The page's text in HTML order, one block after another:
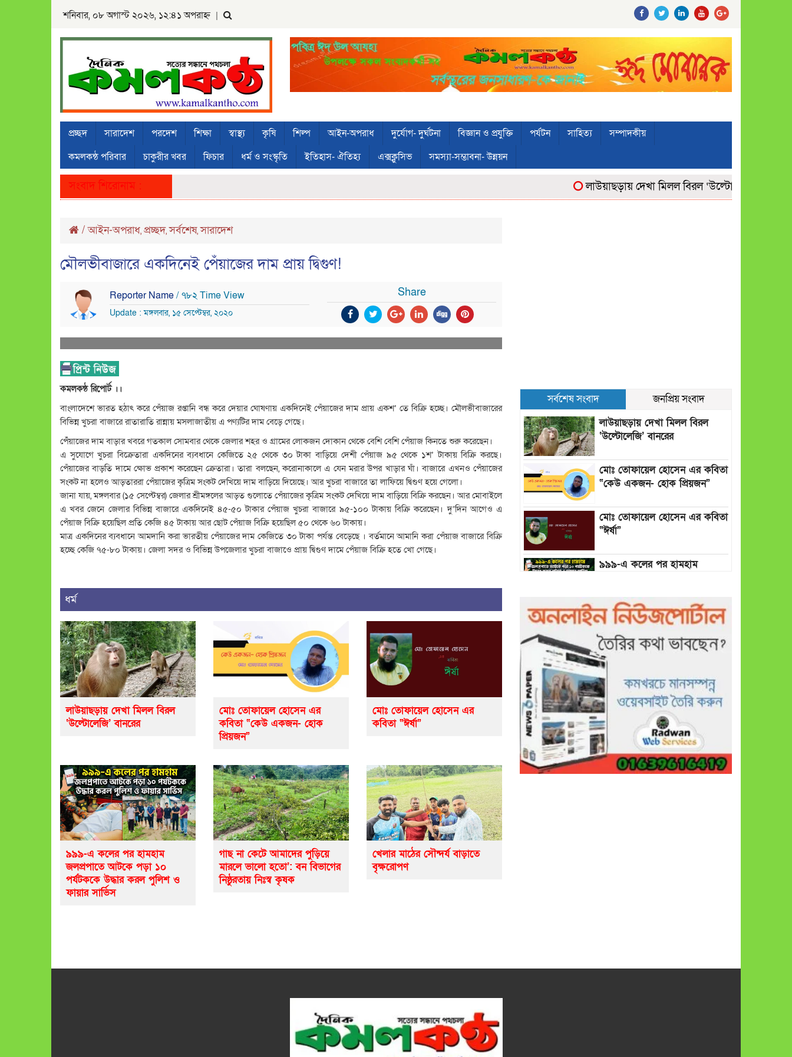
শনিবার, ০৮ অগাস্ট ২০২৬, ১২:৪১ অপরাহ্ন |
প্রচ্ছদ সারাদেশ পরদেশ শিক্ষা স্বাস্থ্য কৃষি শিল্প আইন-অপরাধ দুর্যোগ- দুর্ঘটনা বিজ্ঞান ও প্রযুক্তি পর্যটন সাহিত্য
সম্পাদকীয়
কমলকন্ঠ পরিবার
চাকুরীর খবর ফিচার ধর্ম ও সংস্কৃতি ইতিহাস- ঐতিহ্য এক্সক্লুসিভ সমস্যা-সম্ভাবনা- উন্নয়ন
সংবাদ শিরোনাম : লাউয়াছড়ায় দেখা মিলল বিরল ‘উল্টোলেজি’ বানরের
/আইন-অপরাধ, প্রচ্ছদ,সর্বশেষ,সারাদেশ
মৌলভীবাজারে একদিনেই পেঁয়াজের দাম প্রায় দ্বিগুণ!
Reporter Name/ ৭৮২ Time View
Update : মঙ্গলবার, ১৫ সেপ্টেম্বর, ২০২০
Share
কমলকন্ঠ রিপোর্ট ।।
বাংলাদেশে ভারত হঠাৎ করে পেঁয়াজ রপ্তানি বন্ধ করে দেয়ার ঘোষণায় একদিনেই পেঁয়াজের দাম প্রায় একশ’ তে বিক্রি হচ্ছে। মৌলভীবাজারের
বিভিন্ন খুচরা বাজারে রাতারাতি রান্নায় মসলাজাতীয় এ পণ্যটির দাম বেড়ে গেছে।
পেঁঁয়াজের দাম বাড়ার খবরে গতকাল সোমবার থেকে জেলার শহর ও গ্রামের লোকজন দোকান থেকে বেশি বেশি পেঁয়াজ কিনতে শুরু করেছেন।
এ সুযোগে খুচরা বিক্রেতারা একদিনের ব্যবধানে কেজিতে ২৫ থেকে ৩০ টাকা বাড়িয়ে দেশী পেঁয়াজ ৯৫ থেকে ১শ’ টাকায় বিক্রি করছে।
পেঁয়াজের বাড়তি দামে ক্ষোভ প্রকাশ করেছেন ক্রেতারা। তারা বলছেন, করোনাকালে এ যেন মরার উপর খাড়ার ঘাঁ। বাজারে এখনও পেঁয়াজের
সংকট না হলেও আড়তাররা পেঁয়াজের কৃত্রিম সংকট দেখিয়ে দাম বাড়িয়ে দিয়েছে। আর খুচরা বাজারে তা লাফিয়ে দ্বিগুণ হয়ে গেলো।
জানা যায়, মঙ্গলবার (১৫ সেপ্টেম্বর) জেলার শ্রীমঙ্গলের আড়ত গুলোতে পেঁয়াজের কৃত্রিম সংকট দেখিয়ে দাম বাড়িয়ে বিক্রি করছেন। আর মোবাইলে
এ খবর জেনে জেলার বিভিন্ন বাজারে একদিনেই ৪৫-৫০ টাকার পেঁয়াজ খুচরা বাজারে ৯৫-১০০ টাকায় বিক্রি করেছেন। দু’দিন আগেও এ
পেঁয়াজ বিক্রি হয়েছিল প্রতি কেজি ৪৫ টাকায় আর ছোট পেঁয়াজ বিক্রি হয়েছিল ৫০ থেকে ৬০ টাকায়।
মাত্র একদিনের ব্যবধানে আমদানি করা ভারতীয় পেঁয়াজের দাম কেজিতে ৩০ টাকা পর্যন্ত বেড়েছে । বর্তমানে আমানি করা পেঁয়াজ বাজারে বিক্রি
হচ্ছে কেজি ৭৫-৮০ টাকায়। জেলা সদর ও বিভিন্ন উপজেলার খুচরা বাজাওে প্রায় দ্বিগুণ দামে পেঁয়াজ বিক্রি হতে খো গেছে।
ধর্ম
লাউয়াছড়ায় দেখা মিলল বিরল
‘উল্টোলেজি’ বানরের
মোঃ তোফায়েল হোসেন এর
কবিতা “কেউ একজন- হোক
প্রিয়জন”
মোঃ তোফায়েল হোসেন এর
কবিতা “ঈর্ষা”
৯৯৯-এ কলের পর হামহাম
জলপ্রপাতে আটকে পড়া ১০
পর্যটককে উদ্ধার করল পুলিশ ও
ফায়ার সার্ভিস
গাছ না কেটে আমাদের পুড়িয়ে
মারলে ভালো হতো’: বন বিভাগের
নিষ্ঠুরতায় নিঃস্ব কৃষক
খেলার মাঠের সৌন্দর্য বাড়াতে
বৃক্ষরোপণ
সর্বশেষ সংবাদ
জনপ্রিয় সংবাদ
লাউয়াছড়ায় দেখা মিলল বিরল
‘উল্টোলেজি’ বানরের
মোঃ তোফায়েল হোসেন এর কবিতা
“কেউ একজন- হোক প্রিয়জন”
মোঃ তোফায়েল হোসেন এর কবিতা
“ঈর্ষা”
৯৯৯-এ কলের পর হামহাম
ফায়ার সার্ভিস
গাছ না কেটে আমাদের পুড়িয়ে
মারলে ভালো হতো’: বন বিভাগের
নিষ্ঠুরতায় নিঃস্ব কৃষক